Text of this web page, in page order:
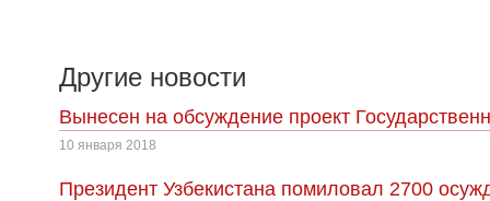
Другие новости
Вынесен на обсуждение проект
10 января 2018
Президент Узбекистана помиловал 2700